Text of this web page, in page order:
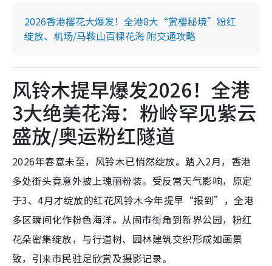
2026香港樱花大爆发！全港8大“赏樱秘境”粉红
绽放、机场/马鞍山百棵花海 附交通攻略
风铃木提早爆发2026！全港
3大绝美花海：粉岭罕见紫云
盛放/奥运粉红隧道
2026年春意未至，风铃木已悄然绽放。踏入2月，香港
多处街头竟意外披上瑰丽粉装。受反常天气影响，原定
于3、4月才绽放的红花风铃木今年提早“报到”，全港
多区瞬间化作粉色海洋。从闹市街角到新界公园，粉红
花朵密集绽放，与行道树、园林建筑交织形成如画景
致，引来市民驻足欣赏及摄影记录。